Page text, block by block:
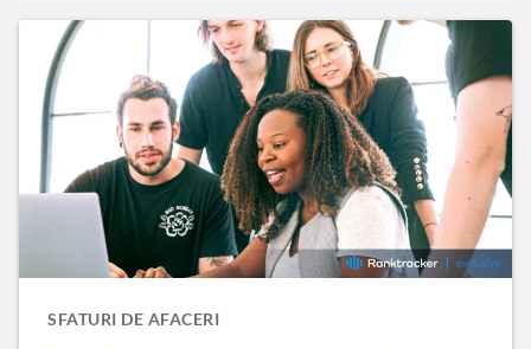
SFATURI DE AFACERI